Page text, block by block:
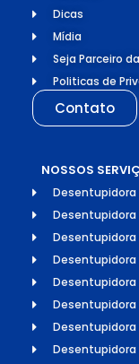
Dicas
Mídia
Seja Parceiro
Politicas de
Contato
NOSSOS
Desentupidora
Desentupidora
Desentupidora
Desentupidora
Desentupidora
Desentupidora
Desentupidora
Desentupidora